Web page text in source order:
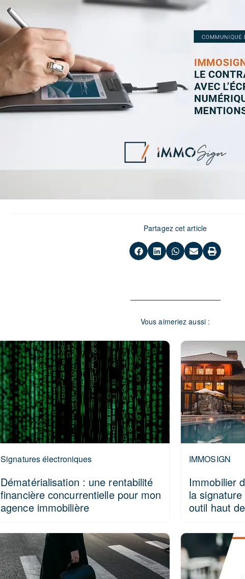
Partagez cet article
Vous aimeriez aussi :
Signatures électroniques
Dématérialisation : une rentabilité
financière concurrentielle pour mon
agence immobilière
IMMOSIGN
Immobilier
la
outil haut